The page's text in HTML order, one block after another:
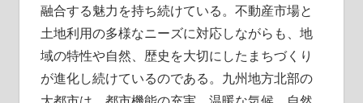
融合する魅力を持ち続けている。不動産市場と
土地利用の多様なニーズに対応しながらも、地
域の特性や自然、歴史を大切にしたまちづくり
が進化し続けているのである。九州地方北部の